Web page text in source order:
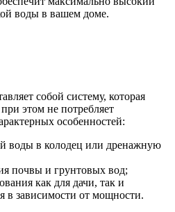
воды в вашем доме.
собой систему, которая
этом не потребляет
особенностей:
воды в колодец или дренажную
почвы и грунтовых вод;
как для дачи, так и
в зависимости от мощности.